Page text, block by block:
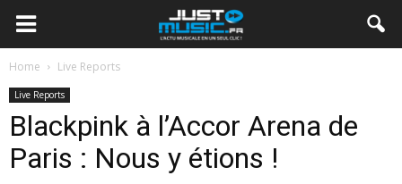
Home Live Reports
Live Reports
Blackpink à l’Accor Arena de
Paris : Nous y étions !